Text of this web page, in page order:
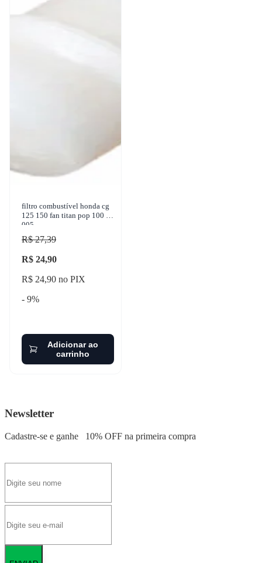
filtro combustível honda cg
125 150 fan titan pop 100 fc-
005
R$ 27,39
R$ 24,90
R$ 24,90 no PIX
- 9%
Adicionar ao
carrinho
Newsletter
Cadastre-se e ganhe 10% OFF na primeira compra